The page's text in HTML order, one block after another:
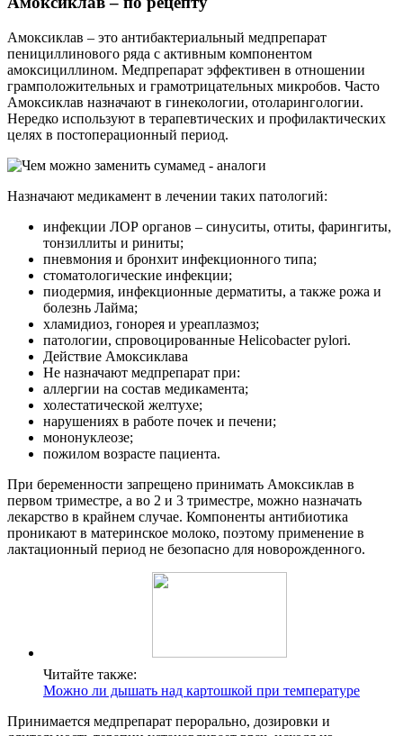
Амоксиклав – это антибактериальный медпрепарат
пенициллинового ряда с активным компонентом
амоксициллином. Медпрепарат эффективен в отношении
грамположительных и грамотрицательных микробов. Часто
Амоксиклав назначают в гинекологии, отоларингологии.
Нередко используют в терапевтических и профилактических
целях в постоперационный период.
Назначают медикамент в лечении таких патологий:
инфекции ЛОР органов – синуситы, отиты, фарингиты,
тонзиллиты и риниты;
пневмония и бронхит инфекционного типа;
стоматологические инфекции;
пиодермия, инфекционные дерматиты, а также рожа и
болезнь Лайма;
хламидиоз, гонорея и уреаплазмоз;
патологии, спровоцированные Helicobacter pylori.
Действие Амоксиклава
Не назначают медпрепарат при:
аллергии на состав медикамента;
холестатической желтухе;
нарушениях в работе почек и печени;
мононуклеозе;
пожилом возрасте пациента.
При беременности запрещено принимать Амоксиклав в
первом триместре, а во 2 и 3 триместре, можно назначать
лекарство в крайнем случае. Компоненты антибиотика
проникают в материнское молоко, поэтому применение в
лактационный период не безопасно для новорожденного.
Читайте также:
Можно ли дышать над картошкой при температуре
Принимается медпрепарат перорально, дозировки и